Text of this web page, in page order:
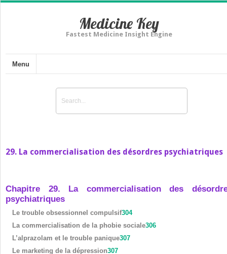
Medicine Key
Fastest Medicine Insight Engine
Menu
29. La commercialisation des désordres psychiatriques
Chapitre 29. La commercialisation des
psychiatriques
Le trouble obsessionnel compulsif304
La commercialisation de la phobie sociale306
L’alprazolam et le trouble panique307
Le marketing de la dépression307